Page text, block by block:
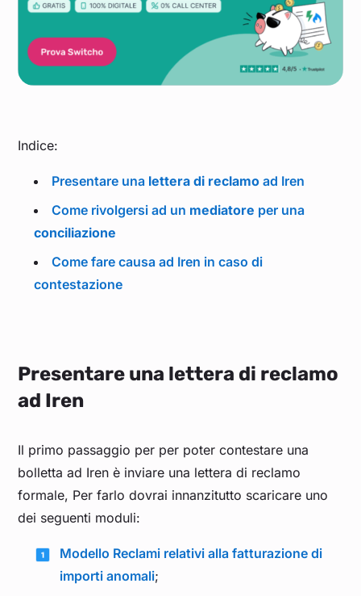
Indice:
Presentare una lettera di reclamoad Iren
Come rivolgersi ad un mediatore per una
conciliazione
Come farecausa ad Iren in caso di
contestazione
Presentare una lettera di reclamo
ad Iren
Il primo passaggio per per poter contestare una
bolletta ad Iren è inviare una lettera di reclamo
formale, Per farlo dovrai innanzitutto scaricare uno
dei seguenti moduli:
Modello Reclami relativi alla fatturazione di
importi anomali;